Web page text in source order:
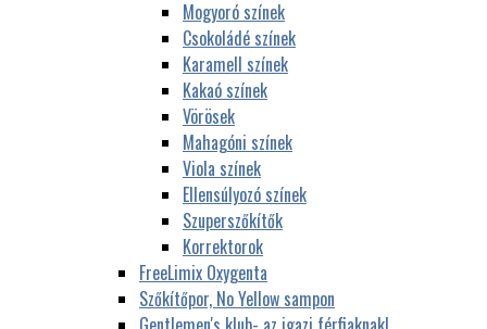
Mogyoró színek
Csokoládé színek
Karamell színek
Kakaó színek
Vörösek
Mahagóni színek
Viola színek
Ellensúlyozó színek
Szuperszőkítők
Korrektorok
FreeLimix Oxygenta
Szőkítőpor, No Yellow sampon